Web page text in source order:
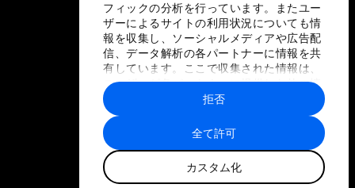
フィックの分析を行っています。またユー
ザーによるサイトの利用状況についても情
報を収集し、ソーシャルメディアや広告配
信、データ解析の各パートナーに情報を共
有しています。ここで収集された情報は、
ユーザーが各パートナーに提供した他の情
報や各パートナーのサービスを使用した際
に収集された情報と組み合わされ、各パー
トナーによって使用されることがありま
す。
全て許可
カスタム化
拒否